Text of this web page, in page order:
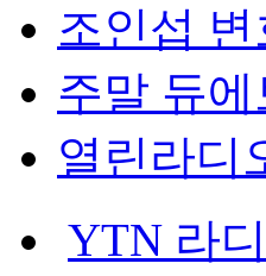
조인섭
주말 듀
열린라디
YTN 라